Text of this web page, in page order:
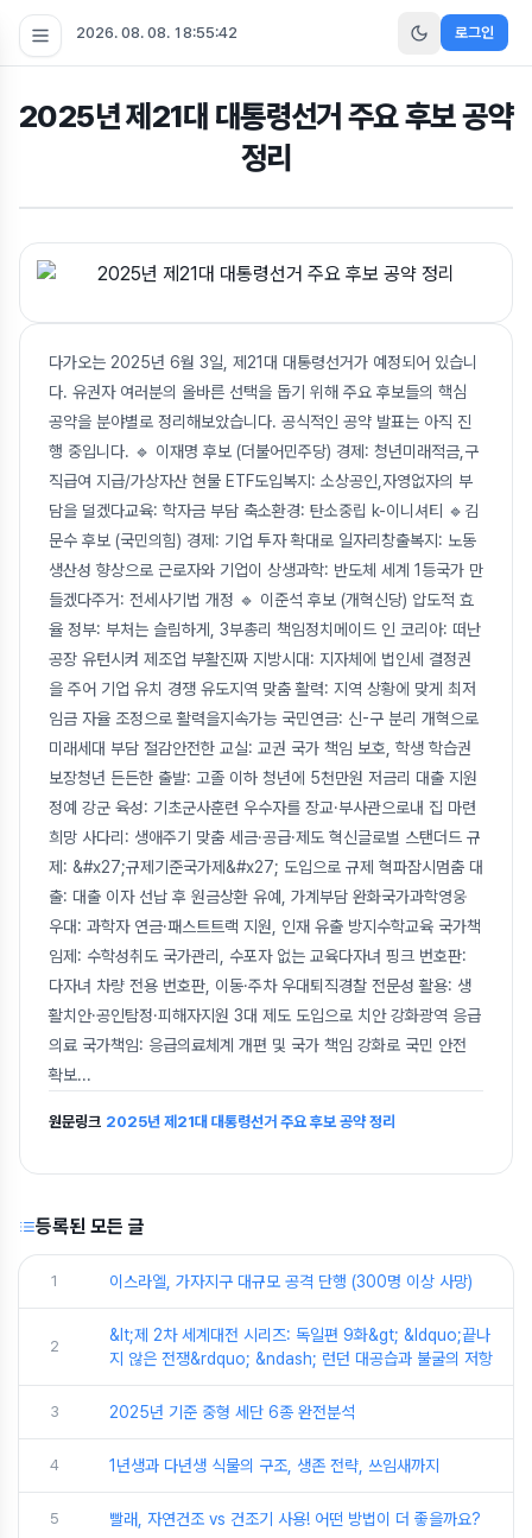
2026. 08. 08. 18:55:43 로그인
2025년 제21대 대통령선거 주요 후보 공약
정리
다가오는 2025년 6월 3일, 제21대 대통령선거가 예정되어 있습니
다. 유권자 여러분의 올바른 선택을 돕기 위해 주요 후보들의 핵심
공약을 분야별로 정리해보았습니다. 공식적인 공약 발표는 아직 진
행 중입니다. 🔹 이재명 후보 (더불어민주당) 경제: 청년미래적금,구
직급여 지급/가상자산 현물 ETF도입복지: 소상공인,자영없자의 부
담을 덜겠다교육: 학자금 부담 축소환경: 탄소중립 k-이니셔티 🔹김
문수 후보 (국민의힘) 경제: 기업 투자 확대로 일자리창출복지: 노동
생산성 향상으로 근로자와 기업이 상생과학: 반도체 세계 1등국가 만
들겠다주거: 전세사기법 개정 🔹 이준석 후보 (개혁신당) 압도적 효
율 정부: 부처는 슬림하게, 3부총리 책임정치메이드 인 코리아: 떠난
공장 유턴시켜 제조업 부활진짜 지방시대: 지자체에 법인세 결정권
을 주어 기업 유치 경쟁 유도지역 맞춤 활력: 지역 상황에 맞게 최저
임금 자율 조정으로 활력을지속가능 국민연금: 신-구 분리 개혁으로
미래세대 부담 절감안전한 교실: 교권 국가 책임 보호, 학생 학습권
보장청년 든든한 출발: 고졸 이하 청년에 5천만원 저금리 대출 지원
정예 강군 육성: 기초군사훈련 우수자를 장교·부사관으로내 집 마련
희망 사다리: 생애주기 맞춤 세금·공급·제도 혁신글로벌 스탠더드 규
제: &#x27;규제기준국가제&#x27; 도입으로 규제 혁파잠시멈춤 대
출: 대출 이자 선납 후 원금상환 유예, 가계부담 완화국가과학영웅
우대: 과학자 연금·패스트트랙 지원, 인재 유출 방지수학교육 국가책
임제: 수학성취도 국가관리, 수포자 없는 교육다자녀 핑크 번호판:
다자녀 차량 전용 번호판, 이동·주차 우대퇴직경찰 전문성 활용: 생
활치안·공인탐정·피해자지원 3대 제도 도입으로 치안 강화광역 응급
의료 국가책임: 응급의료체계 개편 및 국가 책임 강화로 국민 안전
확보...
원문링크 2025년 제21대 대통령선거 주요 후보 공약 정리
등록된 모든 글
1 이스라엘, 가자지구 대규모 공격 단행 (300명 이상 사망)
2
&lt;제 2차 세계대전 시리즈: 독일편 9화&gt; &ldquo;끝나
지 않은 전쟁&rdquo; &ndash; 런던 대공습과 불굴의 저항
3 2025년 기준 중형 세단 6종 완전분석
4 1년생과 다년생 식물의 구조, 생존 전략, 쓰임새까지
5 빨래, 자연건조 vs 건조기 사용! 어떤 방법이 더 좋을까요?